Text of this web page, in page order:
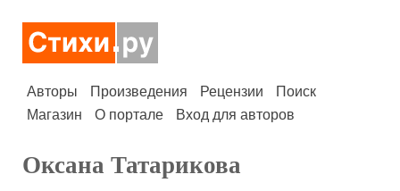
Авторы Произведения Рецензии
Поиск
Магазин
О портале Вход для авторов
Оксана Татарикова